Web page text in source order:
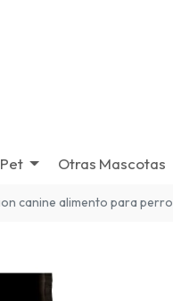
Otras Mascotas
canine alimento para perro